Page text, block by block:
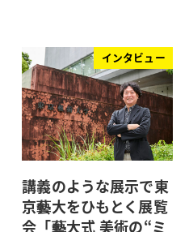
インタビュー
講義のような展示で東
京藝大をひもとく展覧
会「藝大式 美術の“ミ